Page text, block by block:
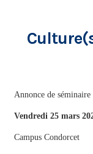
Annonce de séminaire
Vendredi 25 mars
Campus Condorcet